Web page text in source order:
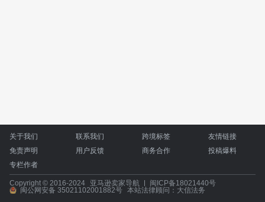
关于我们 联系我们 跨境标签
友情链接
免责声明
用户反馈 商务合作
投稿爆料
专栏作者
Copyright © 2016-2024 亚马逊卖家导航
闽ICP备18021440号
闽公网安备 35021102001882号 本站法律顾问：大信法务